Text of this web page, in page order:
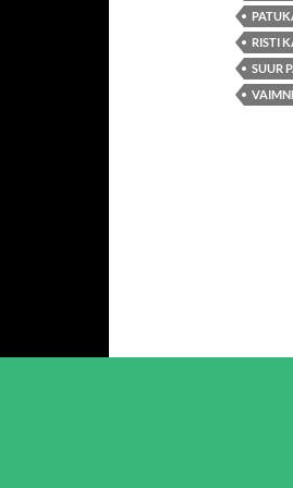
RISTI
SUUR